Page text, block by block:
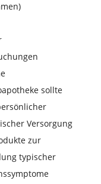
sollte
Versorgung
zur
typischer